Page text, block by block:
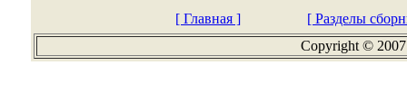
[ Главная ]
[ Разделы
Copyright ©